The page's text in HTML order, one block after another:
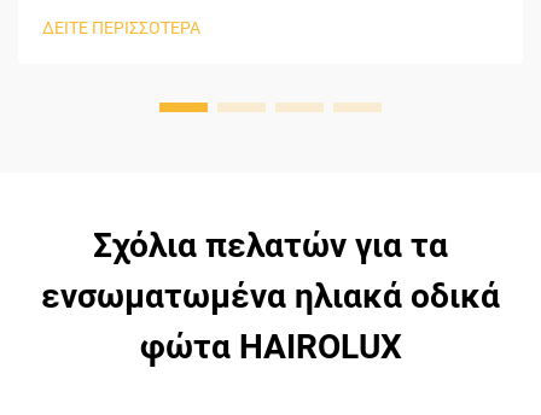
ΔΕΙΤΕ ΠΕΡΙΣΣΟΤΕΡΑ
Σχόλια πελατών για τα
ενσωματωμένα ηλιακά οδικά
φώτα HAIROLUX